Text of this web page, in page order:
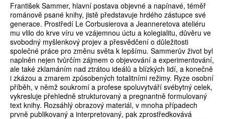
František Sammer, hlavní postava objevné a napínavé, téměř
románově psané knihy, jistě představuje hrdého zástupce své
generace. Prostředí Le Corbusierova a Jean­neretova ateliéru
mu vlilo do krve víru ve vzájemnou úctu a kolegialitu, důvěru ve
svobodný myšlenkový projev a přesvědčení o důležitosti
společné práce pro změnu světa k lepšímu. Sammerův život byl
naplněn nejen tvůrčím zájmem o objevování a experimentování,
ale také zklamáním nad ztrátou ideálů a blízkých lidí, a konečně
i zkázou a zmarem způsobených totalitními režimy. Ryze osobní
příběh, v němž soukromí a profese spoluvytváří svébytný celek,
vykresluje přehledně strukturovaný a pregnantně formulovaný
text knihy. Rozsáhlý obrazový materiál, v mnoha případech
prvně publikovaný a interpretovaný, pak zprostředkovává